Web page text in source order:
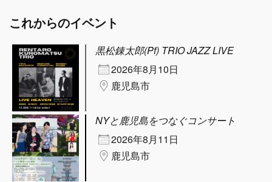
これからのイベント
黒松錬太郎(Pf) TRIO JAZZ LIVE
2026年8月10日
鹿児島市
NYと鹿児島をつなぐコンサート
2026年8月11日
鹿児島市